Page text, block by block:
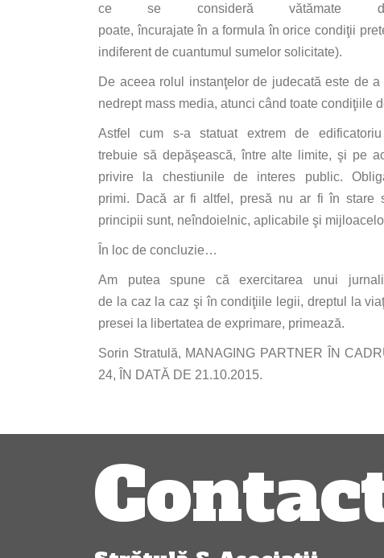
cese consideră vătămate
poate, încurajate în aformula în oricecondiţii
indiferent de cuantumul sumelor solicitate).
De aceea rolul instanţelorde judecată este de a
nedrept mass media, atunci când toate condiţiile
Astfel cum s-a statuat extrem de
trebuie să depăşească, între alte limite,şi pe
privire
la chestiunile de interes public.
primi.
Dacă arfi altfel, presă nu ar fi în stare
principii sunt, neîndoielnic, aplicabile şi
În loc de concluzie…
Am putea spune că exercitarea unui
de la caz la caz şi în condiţiile legii, dreptul la
presei la libertatea de exprimare, primează.
Sorin Stratulă, MANAGING PARTNER ÎN
24,
ÎN DATĂ DE 21.10.2015.
Navigare
articole